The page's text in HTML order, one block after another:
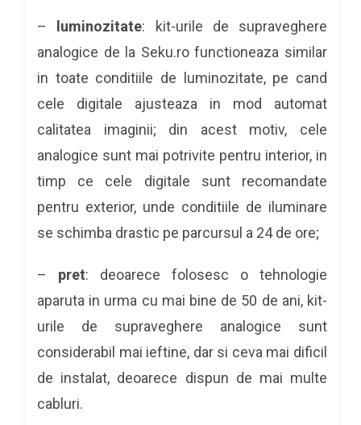
– luminozitate: kit-urile de supraveghere
analogice de la Seku.ro functioneaza similar
in toate conditiile de luminozitate, pe cand
cele digitale ajusteaza in mod automat
calitatea imaginii; din acest motiv, cele
analogice sunt mai potrivite pentru interior, in
timp ce cele digitale sunt recomandate
pentru exterior, unde conditiile de iluminare
se schimba drastic pe parcursul a 24 de ore;
– pret: deoarece folosesc o tehnologie
aparuta in urma cu mai bine de 50 de ani, kit-
urile de supraveghere analogice sunt
considerabil mai ieftine, dar si ceva mai dificil
de instalat, deoarece dispun de mai multe
cabluri.